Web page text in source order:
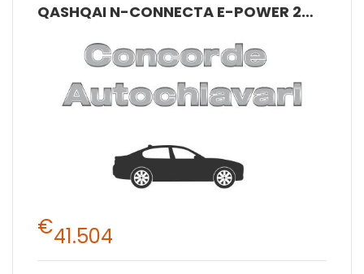
QASHQAI N-CONNECTA E-POWER 2WD
€41.504